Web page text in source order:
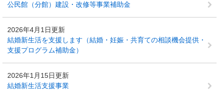
公民館（分館）建設・改修等事業補助金
2026年4月1日更新
結婚新生活を支援します（結婚・妊娠・共育ての相談機会提供・
支援プログラム補助金）
2026年1月15日更新
結婚新生活支援事業